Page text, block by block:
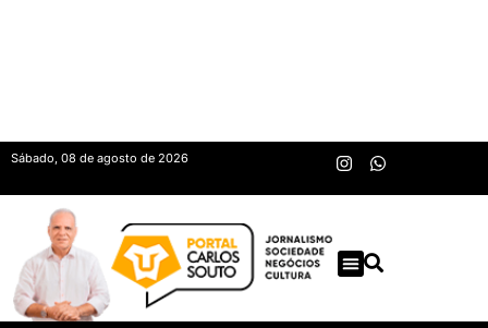
Sábado, 08 de agosto de 2026